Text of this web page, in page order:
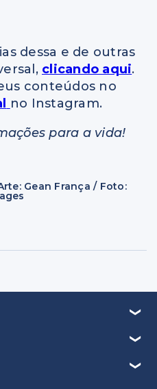
dessa e de outras
clicando aqui.
conteúdos no
no Instagram.
para a vida!
Gean França / Foto: